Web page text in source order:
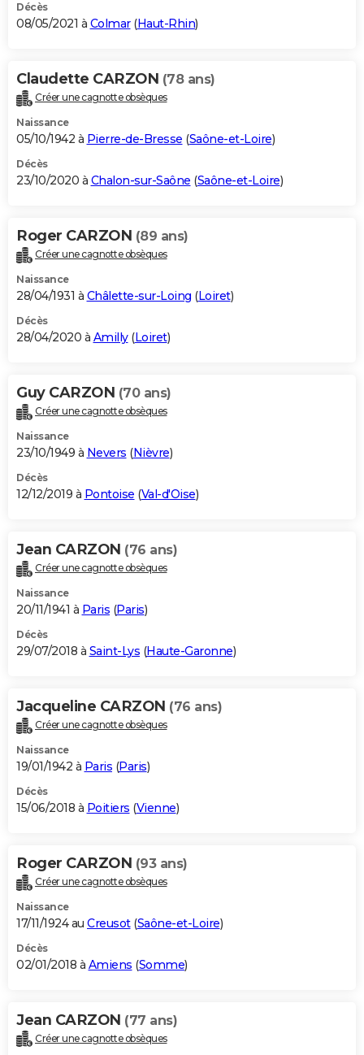
Décès
08/05/2021 à Colmar(Haut-Rhin)
Claudette CARZON (78 ans)
Créer une cagnotte obsèques
Naissance
05/10/1942 à Pierre-de-Bresse (Saône-et-Loire)
Décès
23/10/2020 à Chalon-sur-Saône (Saône-et-Loire)
Roger CARZON (89 ans)
Créer une cagnotte obsèques
Naissance
28/04/1931 à Châlette-sur-Loing (Loiret)
Décès
28/04/2020 à Amilly(Loiret)
Guy CARZON (70 ans)
Créer une cagnotte obsèques
Naissance
23/10/1949 à Nevers (Nièvre)
Décès
12/12/2019 à Pontoise (Val-d'Oise)
Jean CARZON (76 ans)
Créer une cagnotte obsèques
Naissance
20/11/1941 à Paris (Paris)
Décès
29/07/2018 à Saint-Lys (Haute-Garonne)
Jacqueline CARZON (76 ans)
Créer une cagnotte obsèques
Naissance
19/01/1942 à Paris (Paris)
Décès
15/06/2018 à Poitiers (Vienne)
Roger CARZON (93 ans)
Créer une cagnotte obsèques
Naissance
17/11/1924 au Creusot(Saône-et-Loire)
Décès
02/01/2018 à Amiens (Somme)
Jean CARZON (77 ans)
Créer une cagnotte obsèques